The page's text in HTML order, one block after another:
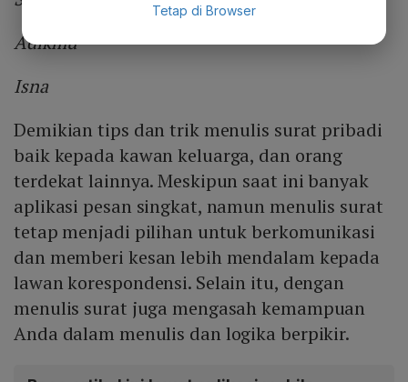
Adikmu
Isna
Demikian tips dan trik menulis surat pribadi
baik kepada kawan keluarga, dan orang
terdekat lainnya. Meskipun saat ini banyak
aplikasi pesan singkat, namun menulis surat
tetap menjadi pilihan untuk berkomunikasi
dan memberi kesan lebih mendalam kepada
lawan korespondensi. Selain itu, dengan
menulis surat juga mengasah kemampuan
Anda dalam menulis dan logika berpikir.
Tetap di Browser